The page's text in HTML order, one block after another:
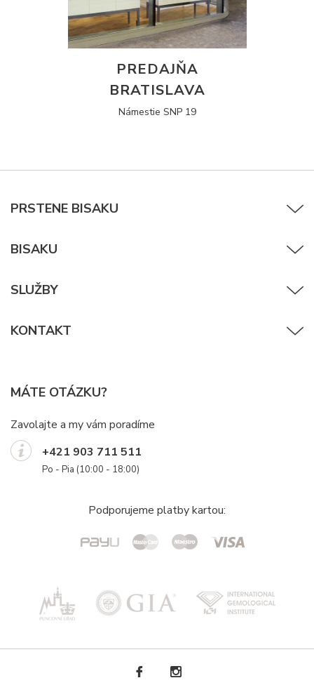
PREDAJŇA
BRATISLAVA
Námestie SNP 19
PRSTENE BISAKU
BISAKU
SLUŽBY
KONTAKT
MÁTE OTÁZKU?
Zavolajte a my vám poradíme
+421 903 711 511
Po - Pia (10:00 - 18:00)
Podporujeme platby kartou: